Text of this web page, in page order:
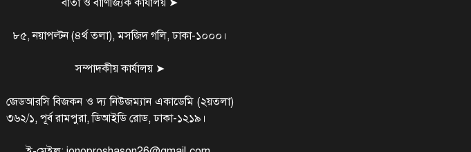
৮৫, নয়াপল্টন (৪র্থ তলা), মসজিদ গলি, ঢাকা-১০০০।
সম্পাদকীয় কার্যালয় ➤
জেডআরসি বিজকন ও দ্য নিউজম্যান একাডেমি (২য়তলা)
৩৬২/১, পূর্ব রামপুরা, ডিআইডি রোড, ঢাকা-১২১৯।